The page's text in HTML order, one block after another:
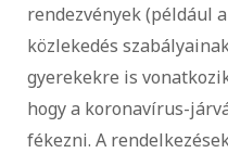
rendezvények (például
közlekedés
gyerekekre is
hogy a koronavírus-
fékezni. A